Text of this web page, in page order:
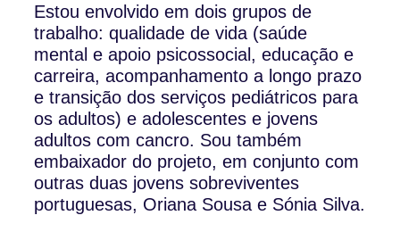
Estou envolvido em dois grupos de
trabalho: qualidade de vida (saúde
mental e apoio psicossocial, educação e
carreira, acompanhamento a longo prazo
e transição dos serviços pediátricos para
os adultos) e adolescentes e jovens
adultos com cancro. Sou também
embaixador do projeto, em conjunto com
outras duas jovens sobreviventes
portuguesas, Oriana Sousa e Sónia Silva.